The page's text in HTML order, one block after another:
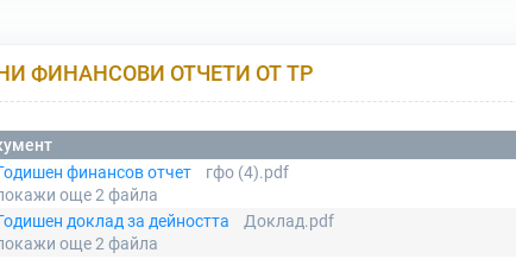
ФИНАНСОВИ ОТЧЕТИ ОТ ТР
финансов отчет
гфо (4).pdf
още 2 файла
доклад за дейността
Доклад.pdf
още 2 файла